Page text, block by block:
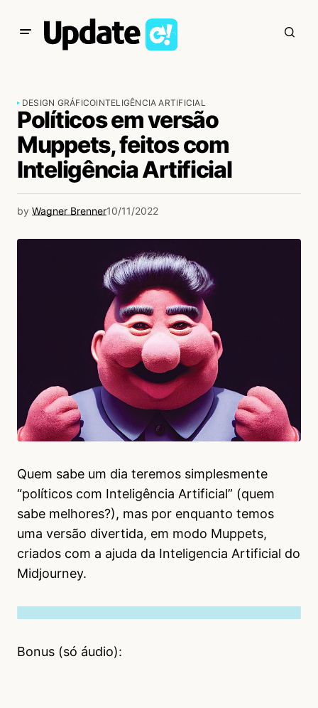
DESIGN GRÁFICOINTELIGÊNCIA ARTIFICIAL
Políticos em versão
Muppets, feitos com
Inteligência Artificial
by Wagner Brenner10/11/2022
Quem sabe um dia teremos simplesmente
“políticos com Inteligência Artificial” (quem
sabe melhores?), mas por enquanto temos
uma versão divertida, em modo Muppets,
criados com a ajuda da Inteligencia Artificial do
Midjourney.
Bonus (só áudio):